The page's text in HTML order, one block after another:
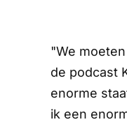
"We
de podcast
enorme
ik een